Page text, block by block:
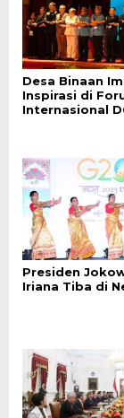
Desa Binaan
Inspirasi di
Internasional
Presiden
Iriana Tiba di